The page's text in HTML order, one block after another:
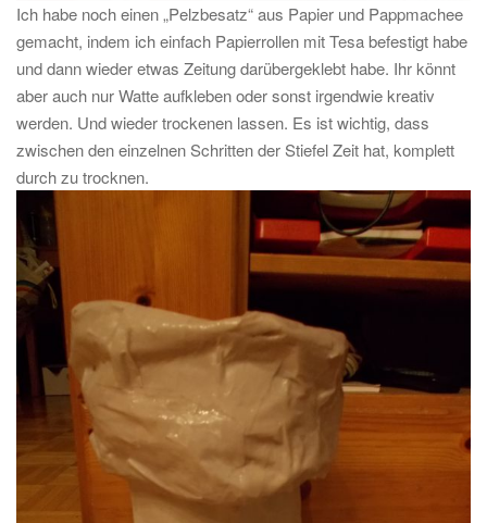
Ich habe noch einen „Pelzbesatz“ aus Papier und Pappmachee
gemacht, indem ich einfach Papierrollen mit Tesa befestigt habe
und dann wieder etwas Zeitung darübergeklebt habe. Ihr könnt
aber auch nur Watte aufkleben oder sonst irgendwie kreativ
werden. Und wieder trockenen lassen. Es ist wichtig, dass
zwischen den einzelnen Schritten der Stiefel Zeit hat, komplett
durch zu trocknen.